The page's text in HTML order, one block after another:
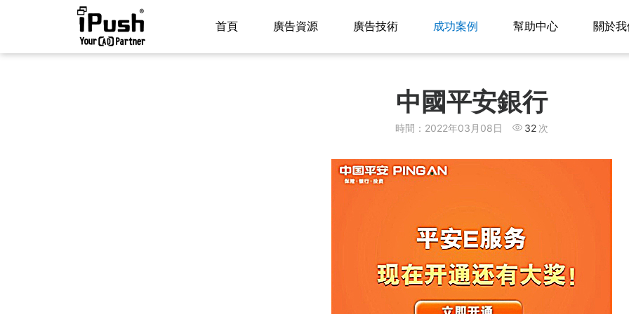
首頁 廣告資源 廣告技術 成功案例 幫助中心 關於
中國平安銀行
時間：2022年03月08日 32 次